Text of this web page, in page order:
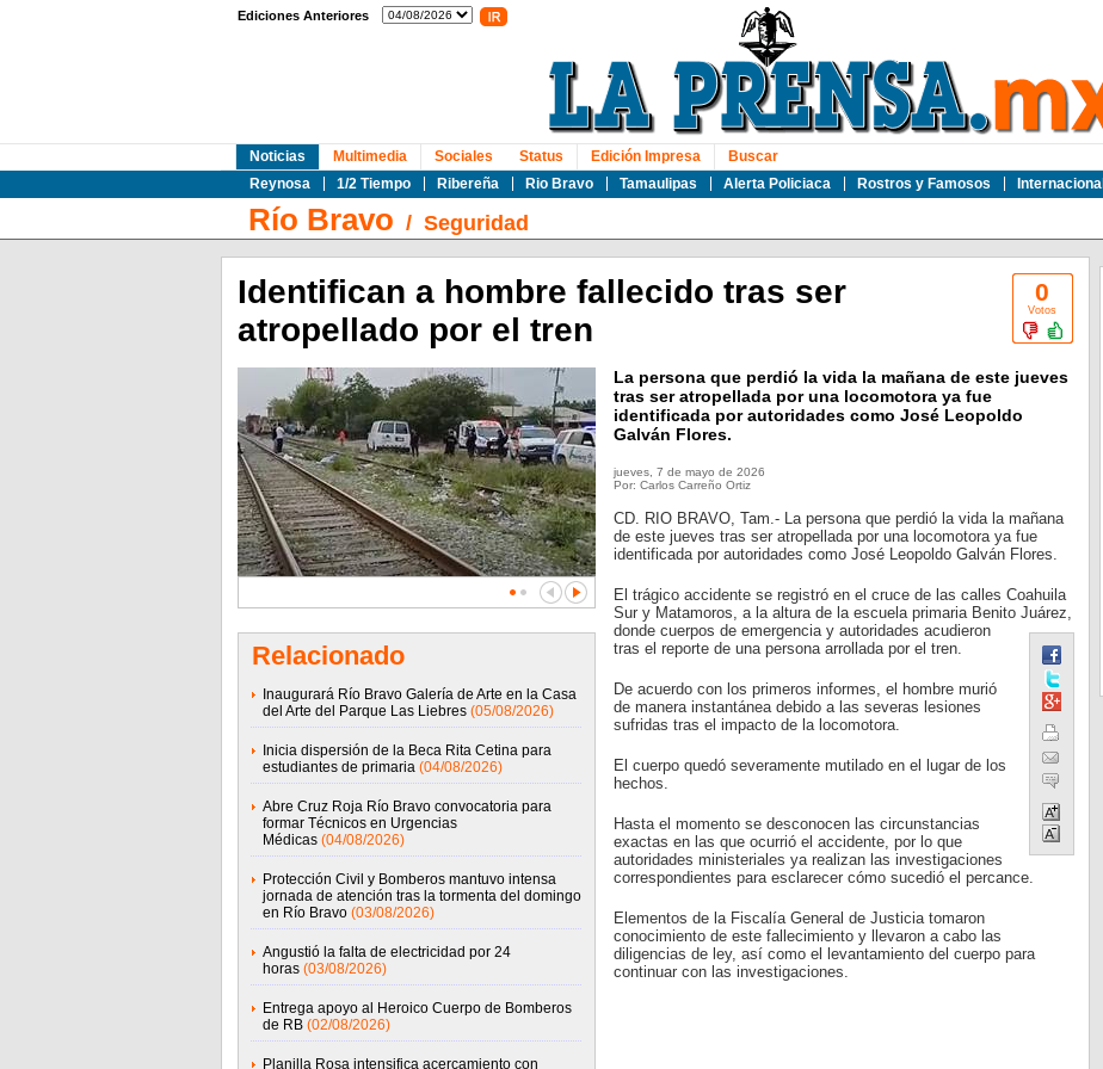
Ediciones Anteriores
Noticias
Reynosa
1/2 Tiempo Ribereña Rio Bravo Tamaulipas Alerta Policiaca Rostros y Famosos Internacional
Multimedia Sociales Status Edición Impresa Buscar
Río Bravo / Seguridad
0
Votos
Identifican a hombre fallecido tras ser
atropellado por el tren
Relacionado
Inaugurará Río Bravo Galería de Arte en la Casa
del Arte del Parque Las Liebres (05/08/2026)
Inicia dispersión de la Beca Rita Cetina para
estudiantes de primaria (04/08/2026)
Abre Cruz Roja Río Bravo convocatoria para
formar Técnicos en Urgencias
Médicas (04/08/2026)
Protección Civil y Bomberos mantuvo intensa
jornada de atención tras la tormenta del domingo
en Río Bravo (03/08/2026)
Angustió la falta de electricidad por 24
horas (03/08/2026)
Entrega apoyo al Heroico Cuerpo de Bomberos
de RB (02/08/2026)
Planilla Rosa intensifica acercamiento con
La persona que perdió la vida la mañana de este jueves
tras ser atropellada por una locomotora ya fue
identificada por autoridades como José Leopoldo
Galván Flores.
jueves, 7 de mayo de 2026
Por: Carlos Carreño Ortiz
CD. RIO BRAVO, Tam.- La persona que perdió la vida la mañana
de este jueves tras ser atropellada por una locomotora ya fue
identificada por autoridades como José Leopoldo Galván Flores.
El trágico accidente se registró en el cruce de las calles Coahuila
Sur y Matamoros, a la altura de la escuela primaria Benito Juárez,
donde cuerpos de emergencia y autoridades acudieron
tras el reporte de una persona arrollada por el tren.
De acuerdo con los primeros informes, el hombre murió
de manera instantánea debido a las severas lesiones
sufridas tras el impacto de la locomotora.
El cuerpo quedó severamente mutilado en el lugar de los
hechos.
Hasta el momento se desconocen las circunstancias
exactas en las que ocurrió el accidente, por lo que
autoridades ministeriales ya realizan las investigaciones
correspondientes para esclarecer cómo sucedió el percance.
Elementos de la Fiscalía General de Justicia tomaron
conocimiento de este fallecimiento y llevaron a cabo las
diligencias de ley, así como el levantamiento del cuerpo para
continuar con las investigaciones.